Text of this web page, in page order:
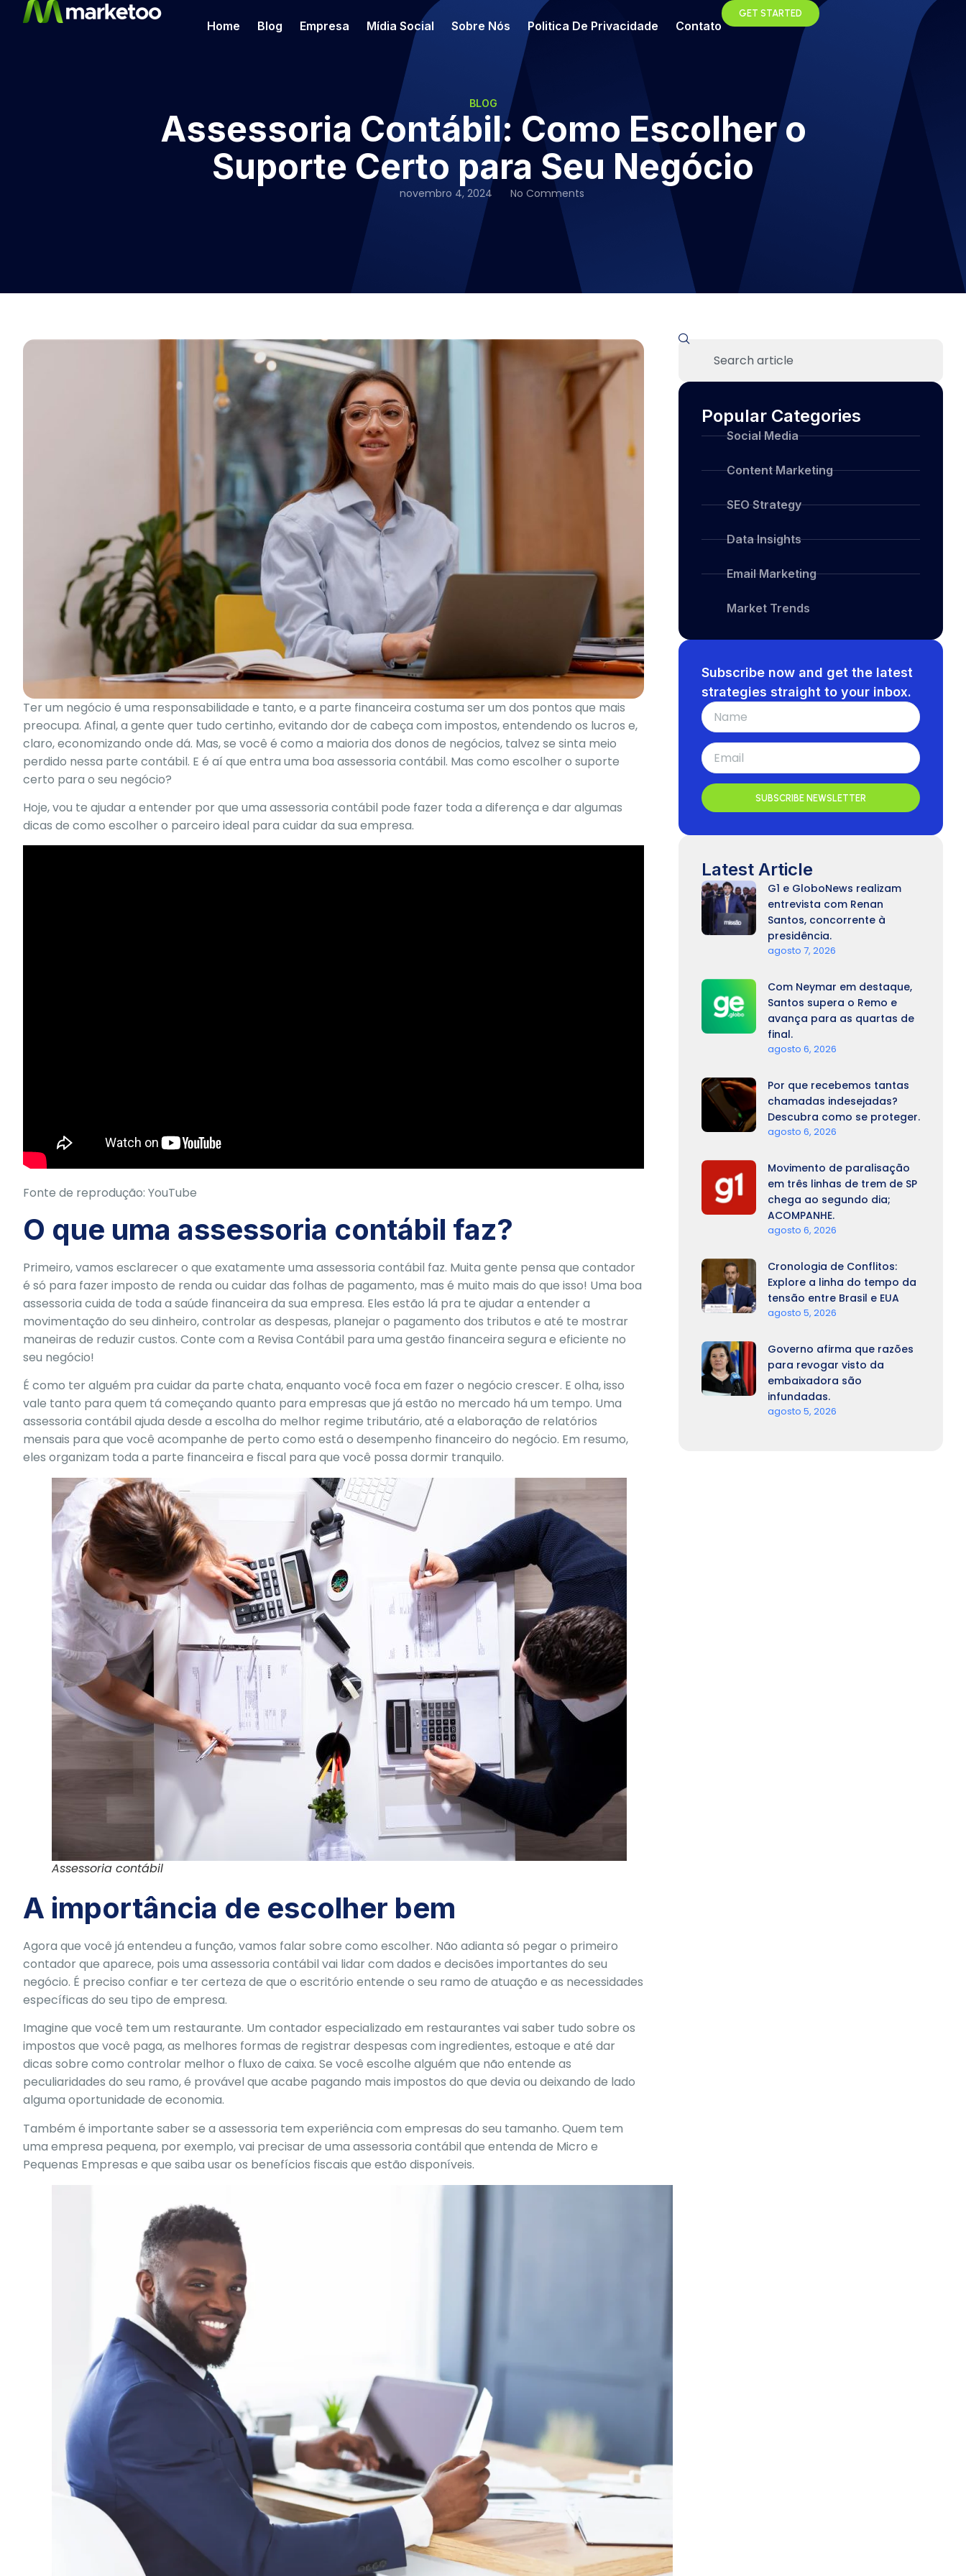
Home Blog Empresa Mídia Social Sobre Nós Politica De Privacidade Contato
GET STARTED
BLOG
Assessoria Contábil: Como Escolher o
Suporte Certo para Seu Negócio
novembro 4, 2024 No Comments
Ter um negócio é uma responsabilidade e tanto, e a parte financeira costuma ser um dos pontos que mais
preocupa. Afinal, a gente quer tudo certinho, evitando dor de cabeça com impostos, entendendo os lucros e,
claro, economizando onde dá. Mas, se você é como a maioria dos donos de negócios, talvez se sinta meio
perdido nessa parte contábil. E é aí que entra uma boa assessoria contábil. Mas como escolher o suporte
certo para o seu negócio?
Hoje, vou te ajudar a entender por que uma assessoria contábil pode fazer toda a diferença e dar algumas
dicas de como escolher o parceiro ideal para cuidar da sua empresa.
Fonte de reprodução: YouTube
O que uma assessoria contábil faz?
Primeiro, vamos esclarecer o que exatamente uma assessoria contábil faz. Muita gente pensa que contador
é só para fazer imposto de renda ou cuidar das folhas de pagamento, mas é muito mais do que isso! Uma boa
assessoria cuida de toda a saúde financeira da sua empresa. Eles estão lá pra te ajudar a entender a
movimentação do seu dinheiro, controlar as despesas, planejar o pagamento dos tributos e até te mostrar
maneiras de reduzir custos. Conte com a Revisa Contábil para uma gestão financeira segura e eficiente no
seu negócio!
É como ter alguém pra cuidar da parte chata, enquanto você foca em fazer o negócio crescer. E olha, isso
vale tanto para quem tá começando quanto para empresas que já estão no mercado há um tempo. Uma
assessoria contábil ajuda desde a escolha do melhor regime tributário, até a elaboração de relatórios
mensais para que você acompanhe de perto como está o desempenho financeiro do negócio. Em resumo,
eles organizam toda a parte financeira e fiscal para que você possa dormir tranquilo.
Assessoria contábil
A importância de escolher bem
Agora que você já entendeu a função, vamos falar sobre como escolher. Não adianta só pegar o primeiro
contador que aparece, pois uma assessoria contábil vai lidar com dados e decisões importantes do seu
negócio. É preciso confiar e ter certeza de que o escritório entende o seu ramo de atuação e as necessidades
específicas do seu tipo de empresa.
Imagine que você tem um restaurante. Um contador especializado em restaurantes vai saber tudo sobre os
impostos que você paga, as melhores formas de registrar despesas com ingredientes, estoque e até dar
dicas sobre como controlar melhor o fluxo de caixa. Se você escolhe alguém que não entende as
peculiaridades do seu ramo, é provável que acabe pagando mais impostos do que devia ou deixando de lado
alguma oportunidade de economia.
Também é importante saber se a assessoria tem experiência com empresas do seu tamanho. Quem tem
uma empresa pequena, por exemplo, vai precisar de uma assessoria contábil que entenda de Micro e
Pequenas Empresas e que saiba usar os benefícios fiscais que estão disponíveis.
Popular Categories
Social Media
Content Marketing
SEO Strategy
Data Insights
Email Marketing
Market Trends
Subscribe now and get the latest
strategies straight to your inbox.
SUBSCRIBE NEWSLETTER
Latest Article
G1 e GloboNews realizam
entrevista com Renan
Santos, concorrente à
presidência.
agosto 7, 2026
Com Neymar em destaque,
Santos supera o Remo e
avança para as quartas de
final.
agosto 6, 2026
Por que recebemos tantas
chamadas indesejadas?
Descubra como se proteger.
agosto 6, 2026
Movimento de paralisação
em três linhas de trem de SP
chega ao segundo dia;
ACOMPANHE.
agosto 6, 2026
Cronologia de Conflitos:
Explore a linha do tempo da
tensão entre Brasil e EUA
agosto 5, 2026
Governo afirma que razões
para revogar visto da
embaixadora são
infundadas.
agosto 5, 2026